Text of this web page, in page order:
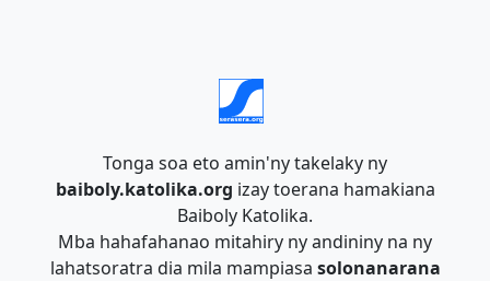
Tonga soa eto amin'ny takelaky ny
baiboly.katolika.org izay toerana hamakiana
Baiboly Katolika.
Mba hahafahanao mitahiry ny andininy na ny
lahatsoratra dia mila mampiasa solonanarana